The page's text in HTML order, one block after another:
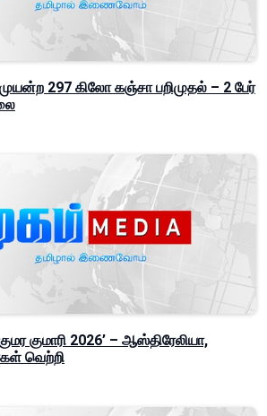
297 கிலோ கஞ்சா பறிமுதல் – 2 பேர்
குமாரி 2026’ – ஆஸ்திரேலியா,
வெற்றி